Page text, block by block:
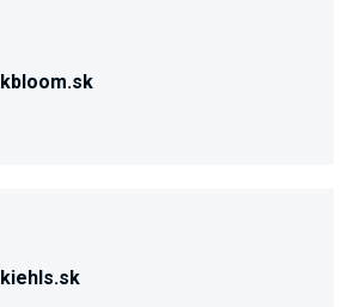
kbloom.sk
kiehls.sk